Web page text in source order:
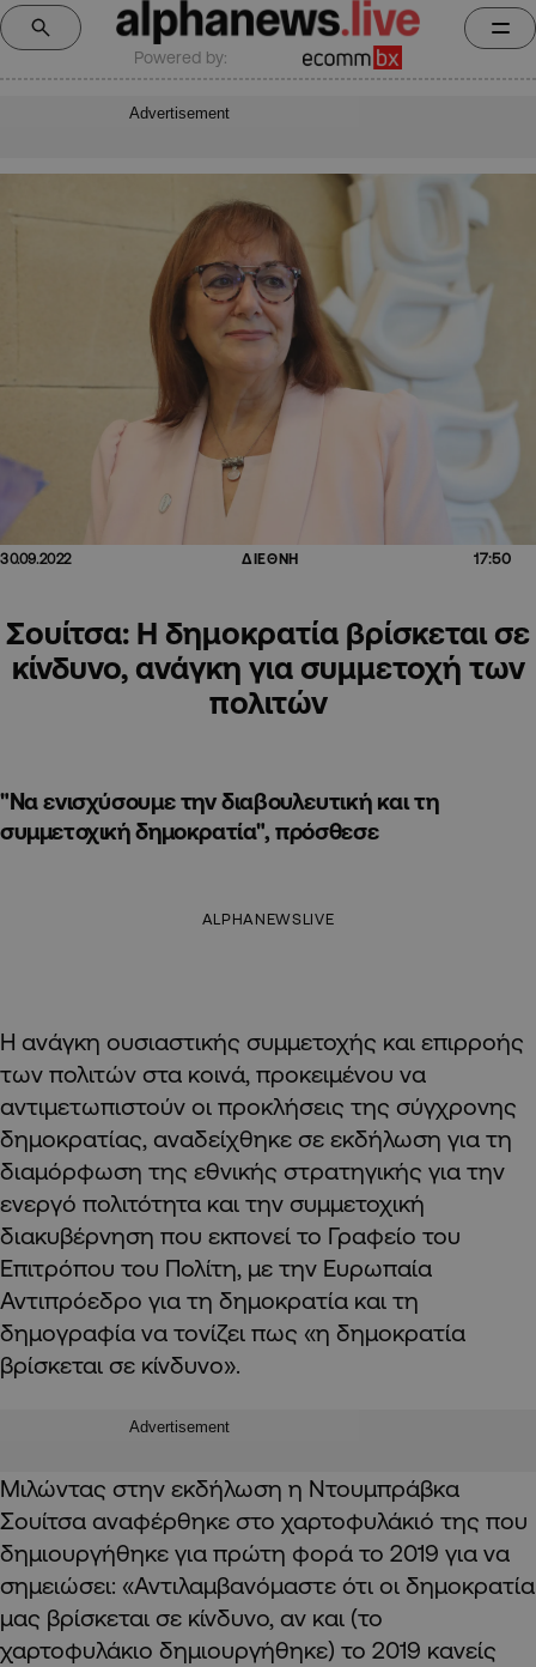
Powered by:
Advertisement
30.09.2022 ΔΙΕΘΝΗ 17:50
Σουίτσα: Η δημοκρατία βρίσκεται σε
κίνδυνο, ανάγκη για συμμετοχή των
πολιτών
"Να ενισχύσουμε την διαβουλευτική και τη
συμμετοχική δημοκρατία", πρόσθεσε
ALPHANEWSLIVE
Η ανάγκη ουσιαστικής συμμετοχής και επιρροής
των πολιτών στα κοινά, προκειμένου να
αντιμετωπιστούν οι προκλήσεις της σύγχρονης
δημοκρατίας, αναδείχθηκε σε εκδήλωση για τη
διαμόρφωση της εθνικής στρατηγικής για την
ενεργό πολιτότητα και την συμμετοχική
διακυβέρνηση που εκπονεί το Γραφείο του
Επιτρόπου του Πολίτη, με την Ευρωπαία
Αντιπρόεδρο για τη δημοκρατία και τη
δημογραφία να τονίζει πως «η δημοκρατία
βρίσκεται σε κίνδυνο».
Advertisement
Μιλώντας στην εκδήλωση η Ντουμπράβκα
Σουίτσα αναφέρθηκε στο χαρτοφυλάκιό της που
δημιουργήθηκε για πρώτη φορά το 2019 για να
σημειώσει: «Αντιλαμβανόμαστε ότι οι δημοκρατία
μας βρίσκεται σε κίνδυνο, αν και (το
χαρτοφυλάκιο δημιουργήθηκε) το 2019 κανείς